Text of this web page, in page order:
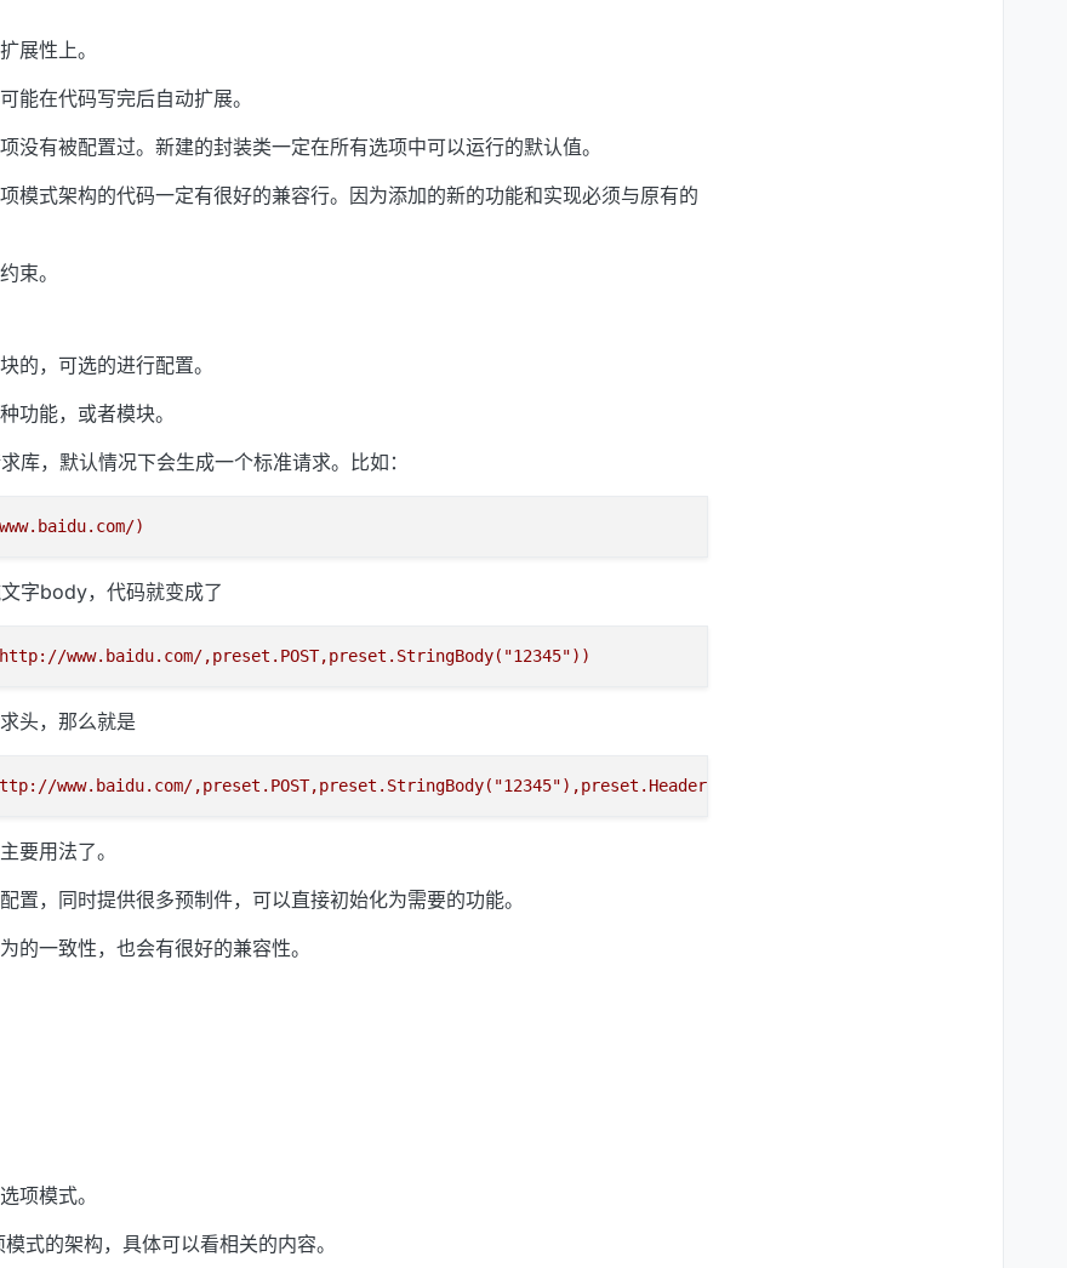
展性上。
能在代码写完后自动扩展。
没有被配置过。新建的封装类一定在所有选项中可以运行的默认值。
模式架构的代码一定有很好的兼容行。因为添加的新的功能和实现必须与原有的
束。
的，可选的进行配置。
功能，或者模块。
，默认情况下会生成一个标准请求。比如：
字body，代码就变成了
www.baidu.com/,preset.POST,preset.StringBody("12345
头，那么就是
www.baidu.com/,preset.POST,preset.StringBody("12345"),preset.Header("
要用法了。
置，同时提供很多预制件，可以直接初始化为需要的功能。
的一致性，也会有很好的兼容性。
项模式。
式的架构，具体可以看相关的内容。